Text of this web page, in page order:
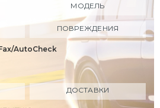
МОДЕЛЬ
ПОВРЕЖДЕНИЯ
AutoCheck
ДОСТАВКИ